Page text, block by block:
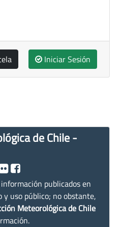
Iniciar Sesión
de Chile -
publicados en
y uso público; no obstante,
Meteorológica de Chile